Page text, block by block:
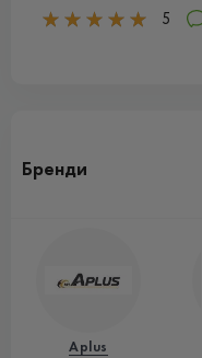
5
Бренди
Aplus